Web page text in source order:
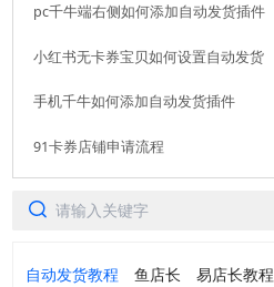
pc千牛端右侧如何添加自动发货插件
小红书无卡券宝贝如何设置自动发货
手机千牛如何添加自动发货插件
91卡券店铺申请流程
自动发货教程 鱼店长 易店长教程